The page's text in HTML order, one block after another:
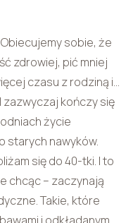
sobie, że
zdrowiej, pić mniej
czasu z rodziną i…
zazwyczaj kończy się
życie
starych nawyków.
się do 40-tki. I to
chcąc – zaczynają
Takie, które